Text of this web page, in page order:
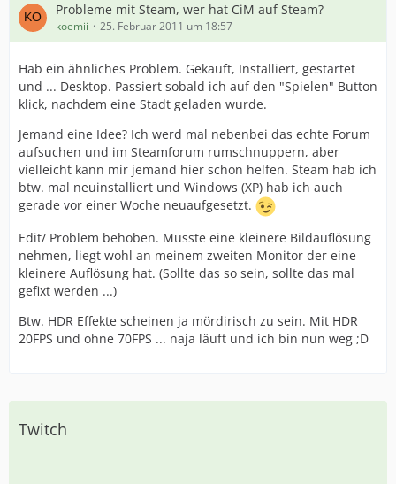
Probleme mit Steam, wer hat CiM auf Steam?
koemii 25. Februar 2011 um 18:57
Hab ein ähnliches Problem. Gekauft, Installiert, gestartet
und ... Desktop. Passiert sobald ich auf den "Spielen" Button
klick, nachdem eine Stadt geladen wurde.
Jemand eine Idee? Ich werd mal nebenbei das echte Forum
aufsuchen und im Steamforum rumschnuppern, aber
vielleicht kann mir jemand hier schon helfen. Steam hab ich
btw. mal neuinstalliert und Windows (XP) hab ich auch
gerade vor einer Woche neuaufgesetzt.
Edit/ Problem behoben. Musste eine kleinere Bildauflösung
nehmen, liegt wohl an meinem zweiten Monitor der eine
kleinere Auflösung hat. (Sollte das so sein, sollte das mal
gefixt werden ...)
Btw. HDR Effekte scheinen ja mördirisch zu sein. Mit HDR
20FPS und ohne 70FPS ... naja läuft und ich bin nun weg ;D
Twitch